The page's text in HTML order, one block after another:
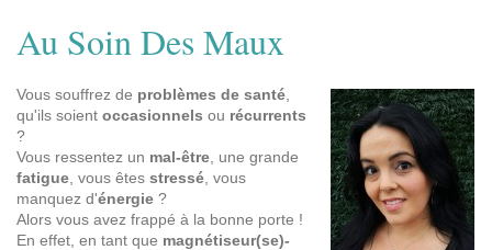
Au Soin Des Maux
Vous souffrez de problèmes de santé
qu'ils soient occasionnels ou récurrents
?
Vous ressentez un mal-être , une grande
fatigue , vous êtes stressé , vous
manquez d'énergie ?
Alors vous avez frappé à la bonne porte !
En effet, en tant que magnétiseur(se)-